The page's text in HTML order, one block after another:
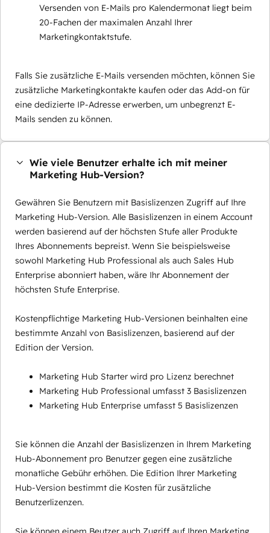
Versenden von E-Mails pro Kalendermonat liegt beim
20-Fachen der maximalen Anzahl Ihrer
Marketingkontaktstufe.
Falls Sie zusätzliche E-Mails versenden möchten, können Sie
zusätzliche Marketingkontakte kaufen oder das Add-on für
eine dedizierte IP-Adresse erwerben, um unbegrenzt E-
Mails senden zu können.
Wie viele Benutzer erhalte ich mit meiner
Marketing Hub-Version?
Gewähren Sie Benutzern mit Basislizenzen Zugriff auf Ihre
Marketing Hub-Version. Alle Basislizenzen in einem Account
werden basierend auf der höchsten Stufe aller Produkte
Ihres Abonnements bepreist. Wenn Sie beispielsweise
sowohl Marketing Hub Professional als auch Sales Hub
Enterprise abonniert haben, wäre Ihr Abonnement der
höchsten Stufe Enterprise.
Kostenpflichtige Marketing Hub-Versionen beinhalten eine
bestimmte Anzahl von Basislizenzen, basierend auf der
Edition der Version.
Marketing Hub Starter wird pro Lizenz berechnet
Marketing Hub Professional umfasst 3 Basislizenzen
Marketing Hub Enterprise umfasst 5 Basislizenzen
Sie können die Anzahl der Basislizenzen in Ihrem Marketing
Hub-Abonnement pro Benutzer gegen eine zusätzliche
monatliche Gebühr erhöhen. Die Edition Ihrer Marketing
Hub-Version bestimmt die Kosten für zusätzliche
Benutzerlizenzen.